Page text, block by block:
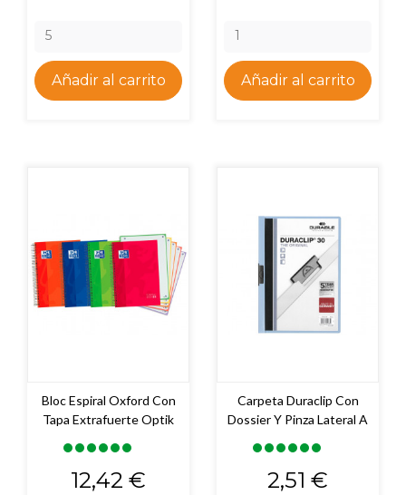
Añadir al carrito Añadir al carrito
Bloc Espiral Oxford Con
Tapa Extrafuerte Optik
Precio
12,42 €
Carpeta Duraclip Con
Dossier Y Pinza Lateral A
Precio
2,51 €